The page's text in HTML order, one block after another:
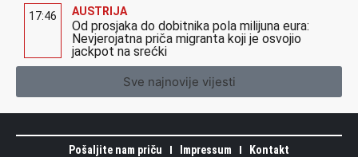
17:46 AUSTRIJA
Od prosjaka do dobitnika pola milijuna eura:
Nevjerojatna priča migranta koji je osvojio
jackpot na srećki
Sve najnovije vijesti
Pošaljite nam priču Impressum
Kontakt